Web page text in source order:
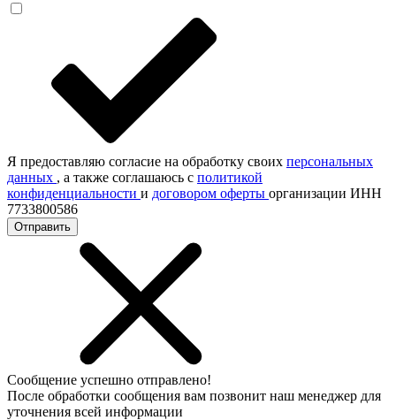
Я предоставляю согласие на обработку своих персональных
данных , а также соглашаюсь с политикой
конфиденциальности и договором оферты организации ИНН
7733800586
Отправить
Сообщение успешно отправлено!
После обработки сообщения вам позвонит наш менеджер для
уточнения всей информации